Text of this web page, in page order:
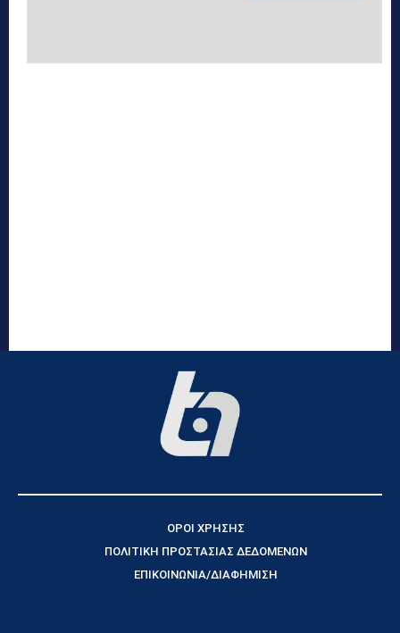
ΟΡΟΙ ΧΡΗΣΗΣ
ΠΟΛΙΤΙΚΗ ΠΡΟΣΤΑΣΙΑΣ ΔΕΔΟΜΕΝΩΝ
ΕΠΙΚΟΙΝΩΝΙΑ/ΔΙΑΦΗΜΙΣΗ